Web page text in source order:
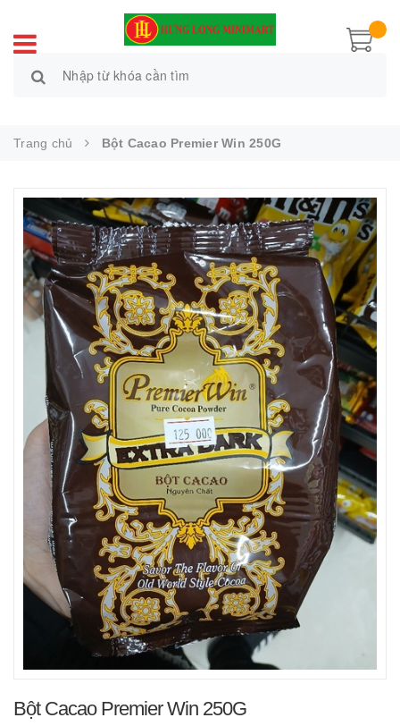
Trang chủ Bột Cacao Premier Win 250G
Bột Cacao Premier Win 250G